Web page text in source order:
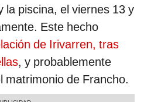
la piscina, el viernes 13 y
Este hecho
de Irivarren, tras
, y probablemente
matrimonio de Francho.